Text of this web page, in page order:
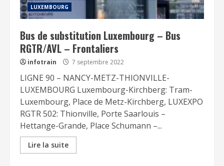
LUXEMBOURG
Bus de substitution Luxembourg – Bus
RGTR/AVL – Frontaliers
infotrain 7 septembre 2022
LIGNE 90 – NANCY-METZ-THIONVILLE-
LUXEMBOURG Luxembourg-Kirchberg: Tram-
Luxembourg, Place de Metz-Kirchberg, LUXEXPO
RGTR 502: Thionville, Porte Saarlouis –
Hettange-Grande, Place Schumann –...
Lire la suite